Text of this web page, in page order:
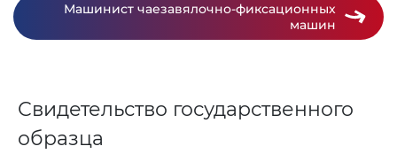
Машинист чаезавялочно-фиксационных
машин
Свидетельство государственного
образца